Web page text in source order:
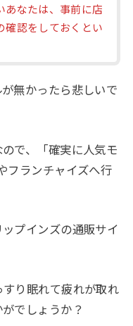
あなたは、事前に店
確認をしておくとい
無かったら悲しいで
で、「確実に人気モ
フランチャイズへ行
プインズの通販サイ
り眠れて疲れが取れ
でしょうか？